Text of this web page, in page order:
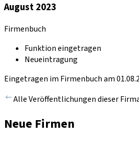
August 2023
Firmenbuch
Funktion eingetragen
Neueintragung
Eingetragen im Firmenbuch am
Alle Veröffentlichungen dieser
Neue Firmen